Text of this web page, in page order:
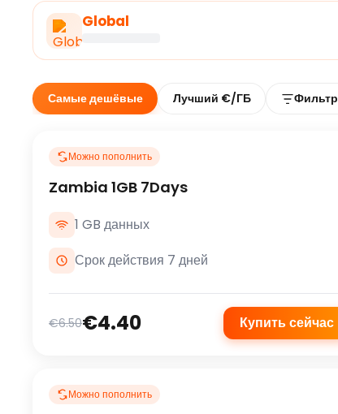
Global
Самые дешёвые Лучший €/ГБ Фильтр
Можно пополнить
Zambia 1GB 7Days
1 GB данных
Срок действия 7 дней
€6.50€4.40 Купить сейчас
Можно пополнить